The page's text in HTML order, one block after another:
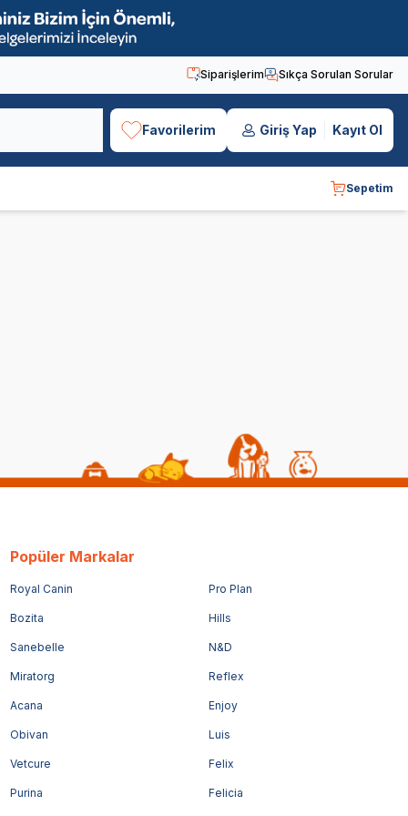
Siparişlerim Sıkça Sorulan Sorular
Favorilerim Giriş Yap Kayıt Ol
Sepetim
Popüler Markalar
Royal Canin Pro Plan
Bozita Hills
Sanebelle N&D
Miratorg Reflex
Acana Enjoy
Obivan Luis
Vetcure Felix
Purina Felicia